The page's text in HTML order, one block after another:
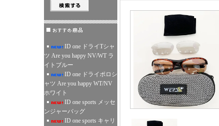
ID one ドライTシャ
ツ Are you happy NV/WT ラ
イトブルー
ID one ドライポロシ
ャツ Are you happy WT/NV
ホワイト
ID one sports メッセ
ンジャーバッグ
ID one sports キャリ